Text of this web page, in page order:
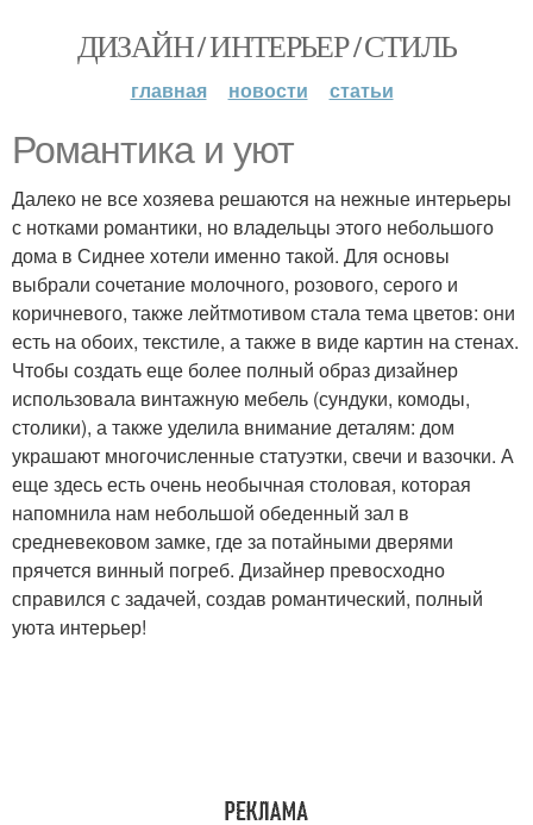
ДИЗАЙН / ИНТЕРЬЕР / СТИЛЬ
главная новости статьи
Романтика и уют
Далеко не все хозяева решаются на нежные интерьеры
с нотками романтики, но владельцы этого небольшого
дома в Сиднее хотели именно такой. Для основы
выбрали сочетание молочного, розового, серого и
коричневого, также лейтмотивом стала тема цветов: они
есть на обоих, текстиле, а также в виде картин на стенах.
Чтобы создать еще более полный образ дизайнер
использовала винтажную мебель (сундуки, комоды,
столики), а также уделила внимание деталям: дом
украшают многочисленные статуэтки, свечи и вазочки. А
еще здесь есть очень необычная столовая, которая
напомнила нам небольшой обеденный зал в
средневековом замке, где за потайными дверями
прячется винный погреб. Дизайнер превосходно
справился с задачей, создав романтический, полный
уюта интерьер!